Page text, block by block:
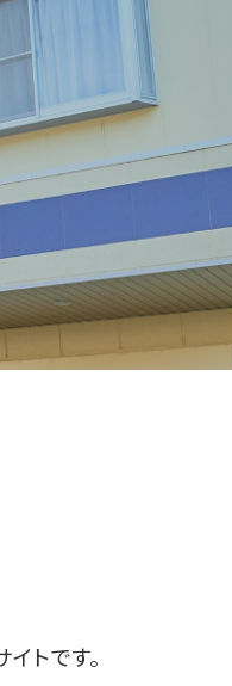
トです。